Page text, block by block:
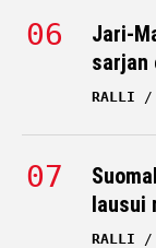
Jari-
sarjan
RALLI
lausui
RALLI